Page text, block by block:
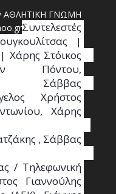
ΑΘΛΗΤΙΚΗ ΓΝΩΜΗ
Συντελεστές
|
Χάρης Στόικος
Πόντου,
Σάββας
Χρήστος
Χάρης
, Σάββας
/ Τηλεφωνική
Γιαννούλης